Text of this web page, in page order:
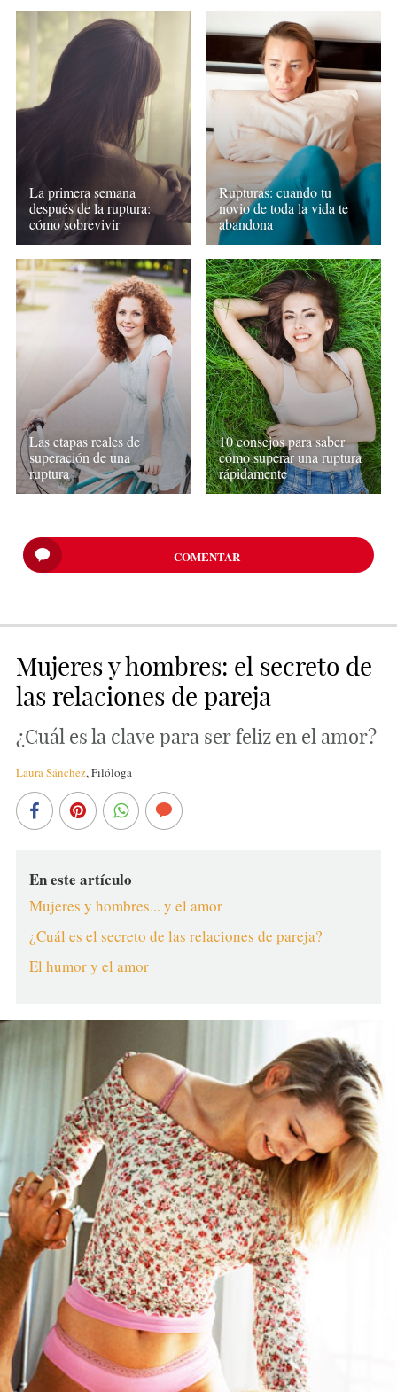
La primera semana
después de la ruptura:
cómo sobrevivir
Rupturas: cuando tu
novio de toda la vida te
abandona
Las etapas reales de
superación de una
ruptura
10 consejos para saber
cómo superar una ruptura
rápidamente
COMENTAR
Mujeres y hombres: el secreto de
las relaciones de pareja
¿Cuál es la clave para ser feliz en el amor?
Laura Sánchez,Filóloga
En este artículo
Mujeres y hombres... y el amor
¿Cuál es el secreto de las relaciones de pareja?
El humor y el amor